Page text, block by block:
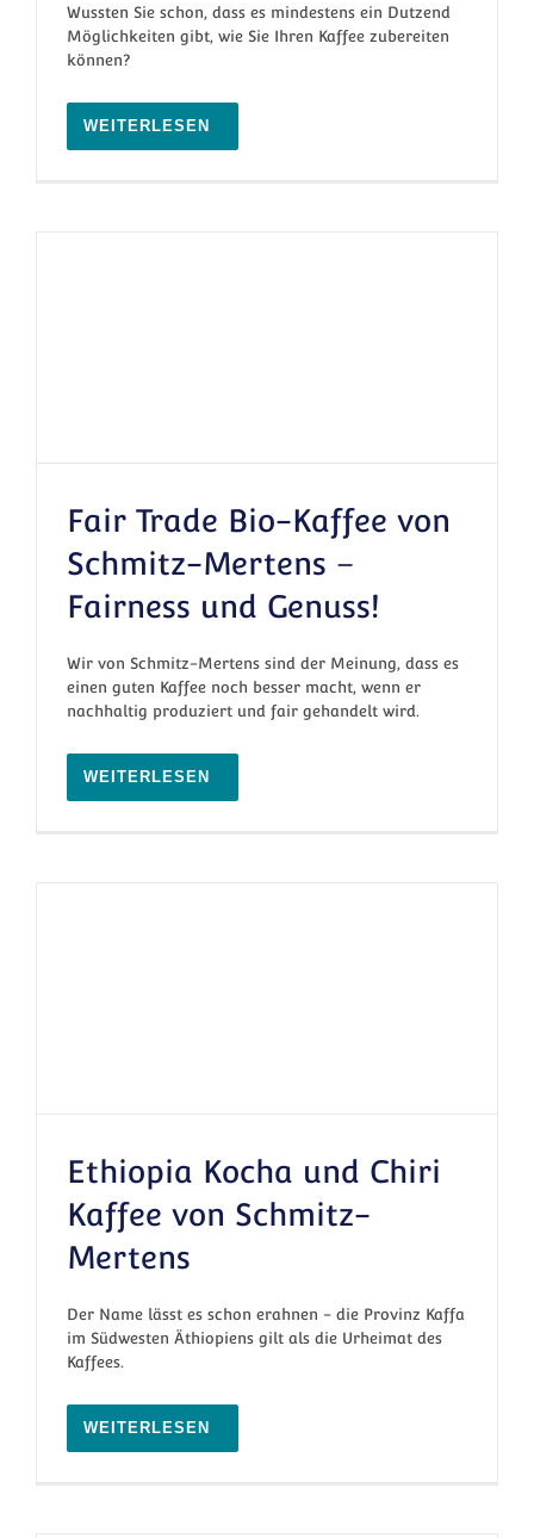
Wussten Sie schon, dass es mindestens ein Dutzend
Möglichkeiten gibt, wie Sie Ihren Kaffee zubereiten
können?
WEITERLESEN
Fair Trade Bio-Kaffee von Schmitz-Mertens –
Fair Trade Bio-Kaffee von
Schmitz-Mertens –
Fairness und Genuss!
Wir von Schmitz-Mertens sind der Meinung, dass es
einen guten Kaffee noch besser macht, wenn er
nachhaltig produziert und fair gehandelt wird.
WEITERLESEN
Ethiopia Kocha und Chiri Kaffee von
Ethiopia Kocha und Chiri
Kaffee von Schmitz-
Mertens
Der Name lässt es schon erahnen - die Provinz Kaffa
im Südwesten Äthiopiens gilt als die Urheimat des
Kaffees.
WEITERLESEN